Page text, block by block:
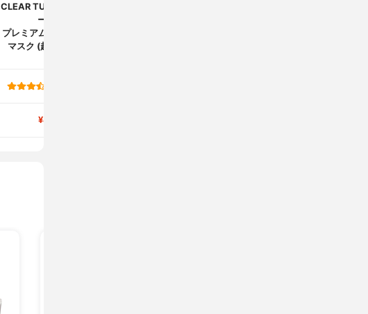
CLEAR TURN(クリアタ
ーン)
プレミアム フレッシュ
マスク (超しっとり)
¥415